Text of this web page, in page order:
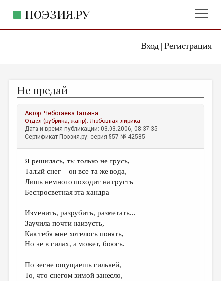
Вход| Регистрация
ПОЭЗИЯ.РУ
ЖАНРЫ
АВТОРЫ
КОММЕНТАРИИ
ЛИТСАЛОН
НОВОСТИ
ПРАВИЛА САЙТА
ИЗБРАННОЕ
ДАЙДЖЕСТ
ПЕРЕВОДЫ
Не предай
Автор:Чеботаева Татьяна
Отдел (рубрика, жанр):Любовная лирика
Дата и время публикации: 03.03.2006, 08:37:35
Сертификат Поэзия.ру: серия 557 № 42585
Я решилась, ты только не трусь,
Талый снег – он все та же вода,
Лишь немного походит на грусть
Беспросветная эта хандра.
Изменить, разрубить, разметать...
Заучила почти наизусть,
Как тебя мне хотелось понять,
Но не в силах, а может, боюсь.
По весне ощущаешь сильней,
То, что снегом зимой занесло,